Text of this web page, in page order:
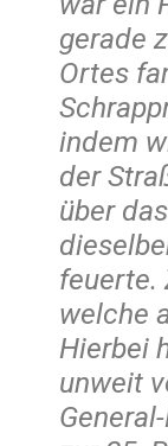
gerade
Ortes
indem
der
über
feuerte.
welche
Hierbei
unweit